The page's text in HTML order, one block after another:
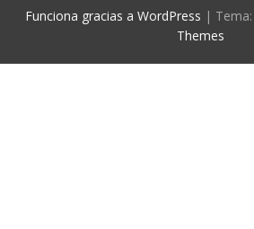
Funciona gracias a WordPress |
Themes